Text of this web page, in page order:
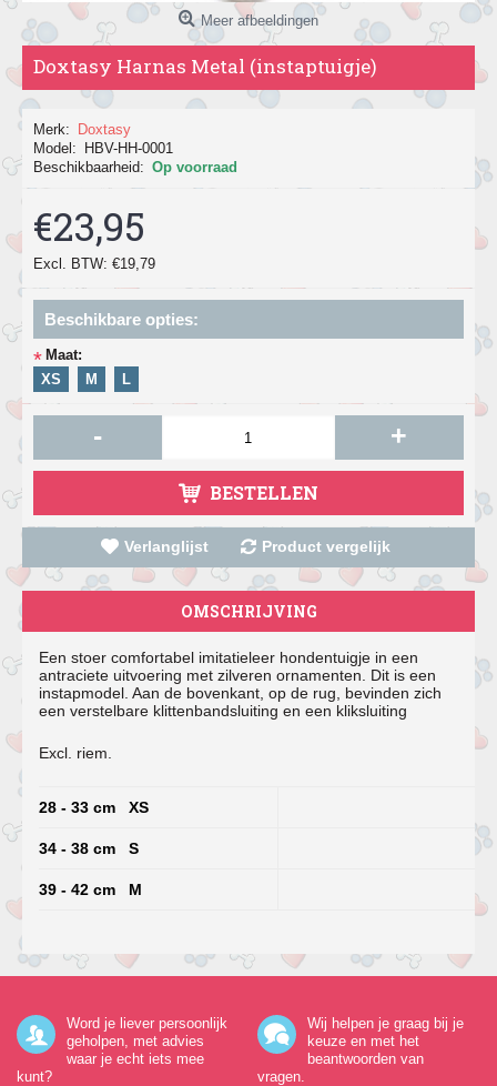
Meer afbeeldingen
Doxtasy Harnas Metal (instaptuigje)
Merk:
Doxtasy
Model:
HBV-HH-0001
Beschikbaarheid: Op voorraad
€23,95
Excl. BTW: €19,79
Beschikbare opties:
* Maat:
XS
M L
- +
BESTELLEN
Verlanglijst Product vergelijk
OMSCHRIJVING
Een stoer comfortabel imitatieleer hondentuigje in een
antraciete uitvoering met zilveren ornamenten. Dit is een
instapmodel. Aan de bovenkant, op de rug, bevinden zich
een verstelbare klittenbandsluiting en een kliksluiting
Excl. riem.
28 - 33 cm XS
34 - 38 cm S
39 - 42 cm M
Word je liever persoonlijk
geholpen, met advies
waar je echt iets mee
kunt?
Wij helpen je graag bij je
keuze en met het
beantwoorden van
vragen.